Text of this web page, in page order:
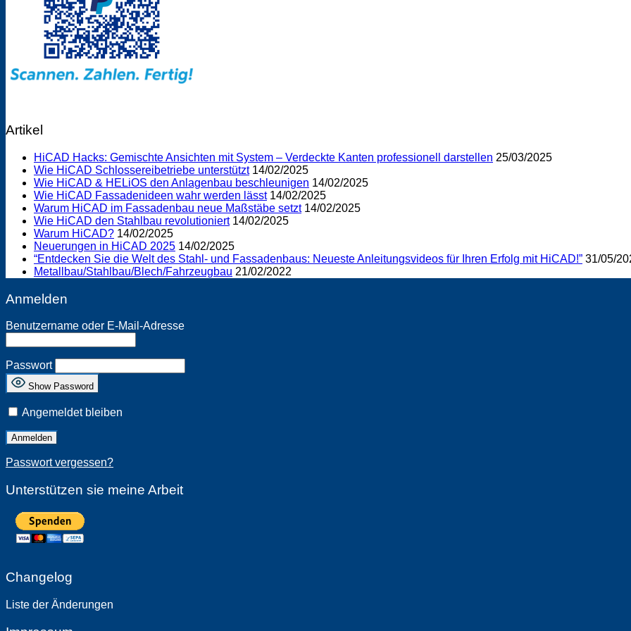
Artikel
HiCAD Hacks: Gemischte Ansichten mit System – Verdeckte Kanten professionell darstellen 25/03/2025
Wie HiCAD Schlossereibetriebe unterstützt 14/02/2025
Wie HiCAD & HELiOS den Anlagenbau beschleunigen 14/02/2025
Wie HiCAD Fassadenideen wahr werden lässt 14/02/2025
Warum HiCAD im Fassadenbau neue Maßstäbe setzt 14/02/2025
Wie HiCAD den Stahlbau revolutioniert 14/02/2025
Warum HiCAD? 14/02/2025
Neuerungen in HiCAD 2025 14/02/2025
“Entdecken Sie die Welt des Stahl- und Fassadenbaus: Neueste Anleitungsvideos für Ihren Erfolg mit HiCAD!” 31/05/
Metallbau/Stahlbau/Blech/Fahrzeugbau 21/02/2022
Anmelden
Benutzername oder E-Mail-Adresse
Passwort
Show Password
Angemeldet bleiben
Passwort vergessen?
Unterstützen sie meine Arbeit
Changelog
Liste der Änderungen